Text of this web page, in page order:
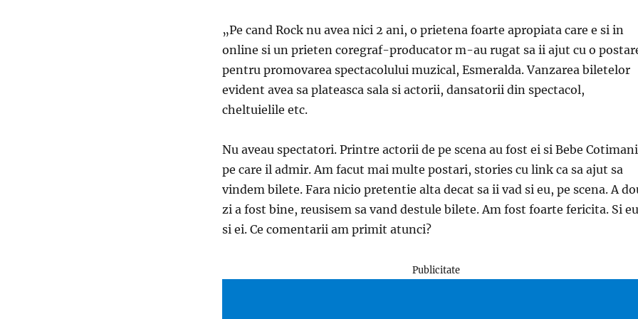
„Pe cand Rock nu avea nici 2 ani, o prietena foarte apropiata care e si in
online si un prieten coregraf-producator m-au rugat sa ii ajut cu o
pentru promovarea spectacolului muzical, Esmeralda. Vanzarea biletelor
evident avea sa plateasca sala si actorii, dansatorii din spectacol,
cheltuielile etc.
Nu aveau spectatori. Printre actorii de pe scena au fost ei si Bebe
pe care il admir. Am facut mai multe postari, stories cu link ca sa ajut sa
vindem bilete. Fara nicio pretentie alta decat sa ii vad si eu, pe scena. A
zi a fost bine, reusisem sa vand destule bilete. Am fost foarte fericita. Si
si ei. Ce comentarii am primit atunci?
Publicitate